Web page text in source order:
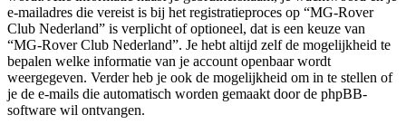
e-mailadres die vereist is bij het registratieproces op “MG-Rover
Club Nederland” is verplicht of optioneel, dat is een keuze van
“MG-Rover Club Nederland”. Je hebt altijd zelf de mogelijkheid te
bepalen welke informatie van je account openbaar wordt
weergegeven. Verder heb je ook de mogelijkheid om in te stellen of
je de e-mails die automatisch worden gemaakt door de phpBB-
software wil ontvangen.